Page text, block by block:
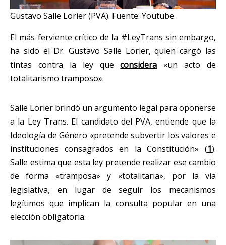
Gustavo Salle Lorier (PVA). Fuente: Youtube.
El más ferviente crítico de la #LeyTrans sin embargo,
ha sido el Dr. Gustavo Salle Lorier, quien cargó las
tintas contra la ley queconsidera «un acto de
totalitarismo tramposo».
Salle Lorier brindó un argumento legal para oponerse
a la Ley Trans. El candidato del PVA, entiende que la
Ideología de Género «pretende subvertir los valores e
instituciones consagrados en la Constitución» (1).
Salle estima que esta ley pretende realizar ese cambio
de forma «tramposa» y «totalitaria», por la vía
legislativa, en lugar de seguir los mecanismos
legítimos que implican la consulta popular en una
elección obligatoria.